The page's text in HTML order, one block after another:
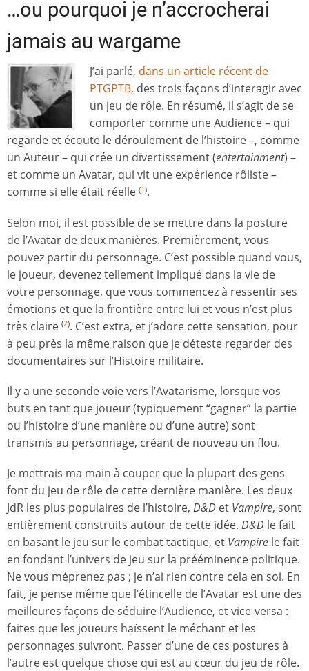
…ou pourquoi je n’accrocherai
jamais au wargame
J’ai parlé, dans un article récent de
PTGPTB, des trois façons d’interagir avec
un jeu de rôle. En résumé, il s’agit de se
comporter comme une Audience – qui
regarde et écoute le déroulement de l’histoire –, comme
un Auteur – qui crée un divertissement (entertainment) –
et comme un Avatar, qui vit une expérience rôliste –
comme si elle était réelle (1).
Selon moi, il est possible de se mettre dans la posture
de l’Avatar de deux manières. Premièrement, vous
pouvez partir du personnage. C’est possible quand vous,
le joueur, devenez tellement impliqué dans la vie de
votre personnage, que vous commencez à ressentir ses
émotions et que la frontière entre lui et vous n’est plus
très claire (2). C’est extra, et j’adore cette sensation, pour
à peu près la même raison que je déteste regarder des
documentaires sur l’Histoire militaire.
Il y a une seconde voie vers l’Avatarisme, lorsque vos
buts en tant que joueur (typiquement “gagner” la partie
ou l’histoire d’une manière ou d’une autre) sont
transmis au personnage, créant de nouveau un flou.
Je mettrais ma main à couper que la plupart des gens
font du jeu de rôle de cette dernière manière. Les deux
JdR les plus populaires de l’histoire, D&D et Vampire, sont
entièrement construits autour de cette idée. D&D le fait
en basant le jeu sur le combat tactique, et Vampire le fait
en fondant l’univers de jeu sur la prééminence politique.
Ne vous méprenez pas ; je n’ai rien contre cela en soi. En
fait, je pense même que l’étincelle de l’Avatar est une des
meilleures façons de séduire l’Audience, et vice-versa :
faites que les joueurs haïssent le méchant et les
personnages suivront. Passer d’une de ces postures à
l’autre est quelque chose qui est au cœur du jeu de rôle.